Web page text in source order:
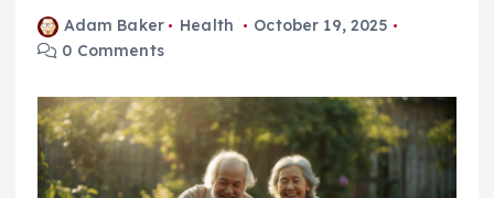
Adam Baker Health
October 19, 2025
0 Comments